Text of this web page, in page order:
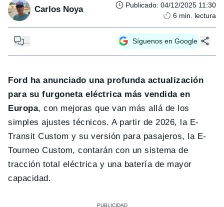
Carlos Noya Publicado: 04/12/2025 11:30
6 min. lectura
Síguenos en Google
Ford ha anunciado una profunda actualización
para su furgoneta eléctrica más vendida en
Europa, con mejoras que van más allá de los
simples ajustes técnicos. A partir de 2026, la E-
Transit Custom y su versión para pasajeros, la E-
Tourneo Custom, contarán con un sistema de
tracción total eléctrica y una batería de mayor
capacidad.